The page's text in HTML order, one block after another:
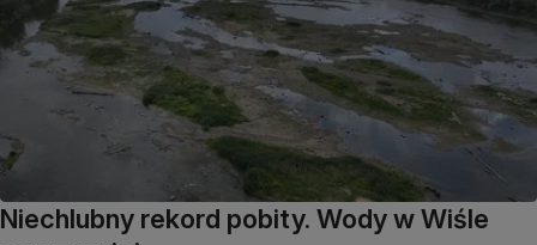
Niechlubny rekord pobity. Wody w Wiśle